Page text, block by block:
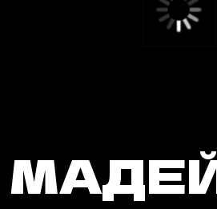
Поехали!